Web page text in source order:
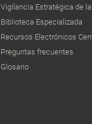
Vigilancia Estratégica de
Biblioteca Especializada
Recursos Electrónicos
Preguntas frecuentes
Glosario